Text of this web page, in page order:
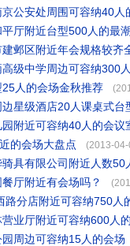
京公安处周围可容纳40
厅附近台型500人的最
邺区附近年会规格较齐
级中学周边可容纳300
人的会场金秋推荐
星级酒店20人课桌式台
附近可容纳40人的会议
的会场大盘点 (2013-04-
具有限公司附近人数50
厅附近有会场吗？
路分店附近可容纳750人
业厅附近可容纳600人
周边可容纳15人的会场